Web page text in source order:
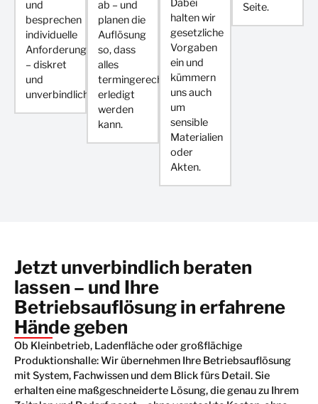
und
besprechen
individuelle
Anforderungen
– diskret
und
unverbindlich.
ab – und
planen die
Auflösung
so, dass
alles
termingerecht
erledigt
werden
kann.
Dabei
halten wir
gesetzliche
Vorgaben
ein und
kümmern
uns auch
um
sensible
Materialien
oder
Akten.
Seite.
Jetzt unverbindlich beraten
lassen – und Ihre
Betriebsauflösung in erfahrene
Hände geben
Ob Kleinbetrieb, Ladenfläche oder großflächige
Produktionshalle: Wir übernehmen Ihre Betriebsauflösung
mit System, Fachwissen und dem Blick fürs Detail. Sie
erhalten eine maßgeschneiderte Lösung, die genau zu Ihrem